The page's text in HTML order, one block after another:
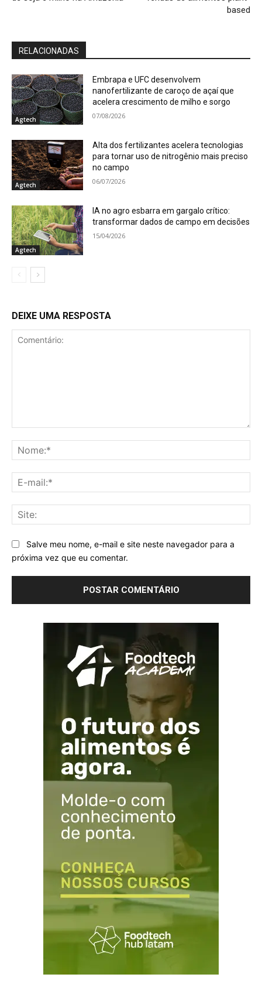
based
RELACIONADAS
Agtech
Embrapa e UFC desenvolvem
nanofertilizante de caroço de açaí que
acelera crescimento de milho e sorgo
07/08/2026
Agtech
Alta dos fertilizantes acelera tecnologias
para tornar uso de nitrogênio mais preciso
no campo
06/07/2026
Agtech
IA no agro esbarra em gargalo crítico:
transformar dados de campo em decisões
15/04/2026
DEIXE UMA RESPOSTA
Salve meu nome, e-mail e site neste navegador para a
próxima vez que eu comentar.